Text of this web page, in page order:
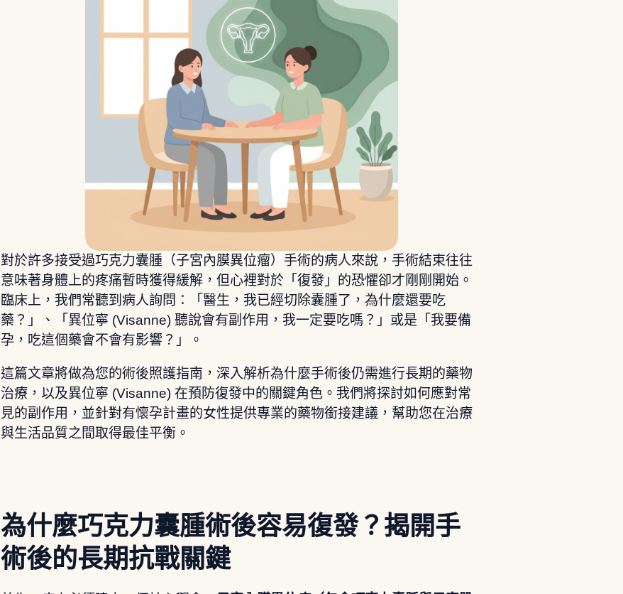
對於許多接受過巧克力囊腫（子宮內膜異位瘤）手術的病人來說，手術結束往往
意味著身體上的疼痛暫時獲得緩解，但心裡對於「復發」的恐懼卻才剛剛開始。
臨床上，我們常聽到病人詢問：「醫生，我已經切除囊腫了，為什麼還要吃
藥？」、「異位寧 (Visanne) 聽說會有副作用，我一定要吃嗎？」或是「我要備
孕，吃這個藥會不會有影響？」。
這篇文章將做為您的術後照護指南，深入解析為什麼手術後仍需進行長期的藥物
治療，以及異位寧 (Visanne) 在預防復發中的關鍵角色。我們將探討如何應對常
見的副作用，並針對有懷孕計畫的女性提供專業的藥物銜接建議，幫助您在治療
與生活品質之間取得最佳平衡。
為什麼巧克力囊腫術後容易復發？揭開手
術後的長期抗戰關鍵